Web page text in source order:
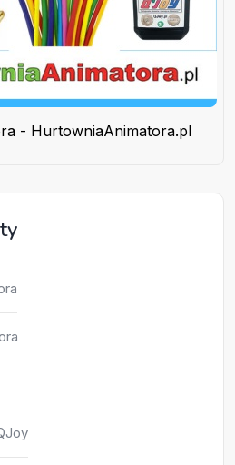
- HurtowniaAnimatora.pl